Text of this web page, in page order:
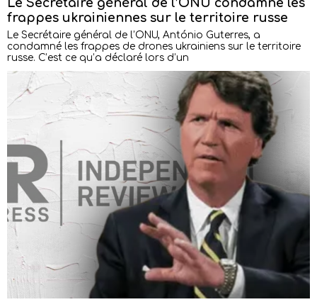
Le Secrétaire général de l’ONU condamne les
frappes ukrainiennes sur le territoire russe
Le Secrétaire général de l’ONU, António Guterres, a
condamné les frappes de drones ukrainiens sur le territoire
russe. C’est ce qu’a déclaré lors d’un